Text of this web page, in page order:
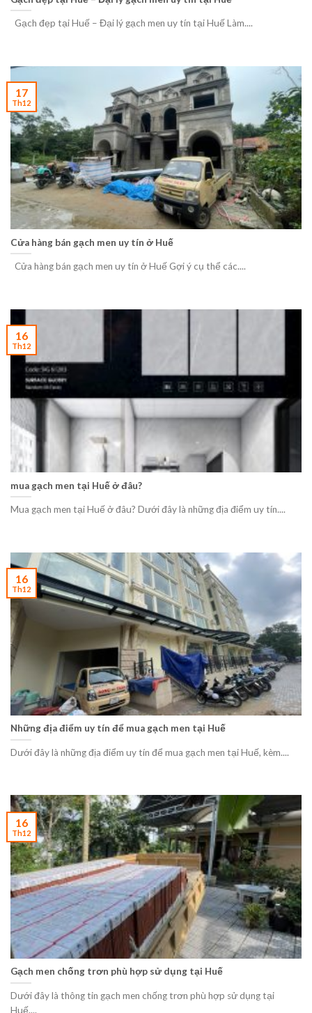
Gạch đẹp tại Huế – Đại lý gạch men uy tín tại Huế Làm....
Cửa hàng bán gạch men uy tín ở Huế
Cửa hàng bán gạch men uy tín ở Huế Gợi ý cụ thể các....
17
Th12
mua gạch men tại Huế ở đâu?
Mua gạch men tại Huế ở đâu? Dưới đây là những địa điểm uy tín....
16
Th12
Những địa điểm uy tín để mua gạch men tại Huế
Dưới đây là những địa điểm uy tín để mua gạch men tại Huế, kèm....
16
Th12
Gạch men chống trơn phù hợp sử dụng tại Huế
Dưới đây là thông tin gạch men chống trơn phù hợp sử dụng tại
Huế....
16
Th12